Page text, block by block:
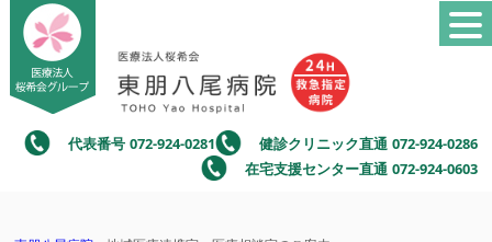
代表番号 072-924-0281 健診クリニック直通 072-924-0286
在宅支援センター直通 072-924-0603